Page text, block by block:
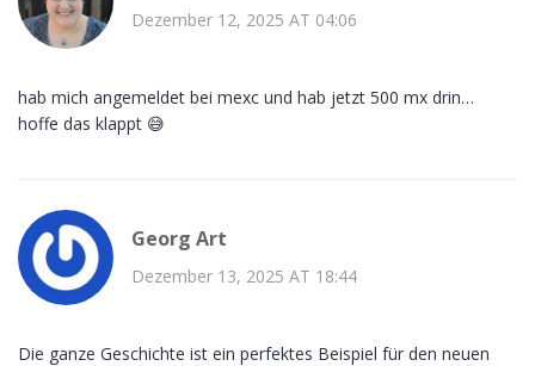
Dezember 12, 2025 AT 04:06
hab mich angemeldet bei mexc und hab jetzt 500 mx drin…
hoffe das klappt 😅
Georg Art
Dezember 13, 2025 AT 18:44
Die ganze Geschichte ist ein perfektes Beispiel für den neuen